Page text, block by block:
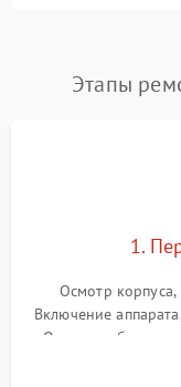
Постоянные сбои в
Этапы
1.
Осмотр корпуса,
Включение
Оценка работы
Измерение